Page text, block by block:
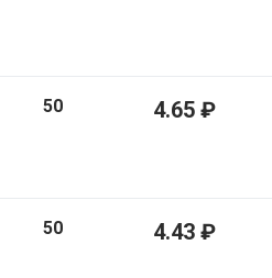
50 4.65 ₽
50 4.43 ₽